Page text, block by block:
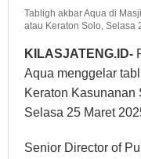
Tabligh akbar Aqua di
atau Keraton Solo, Selasa
KILASJATENG.ID-
Aqua menggelar
Keraton Kasunanan
Selasa 25 Maret
Senior Director of